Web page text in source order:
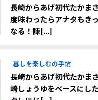
長崎からあげ初代たかま
度味わったらアナタもき
なる！諫[...]
暮しを楽しむの手帖
長崎からあげ初代たかま
崎しょうゆをベースにし